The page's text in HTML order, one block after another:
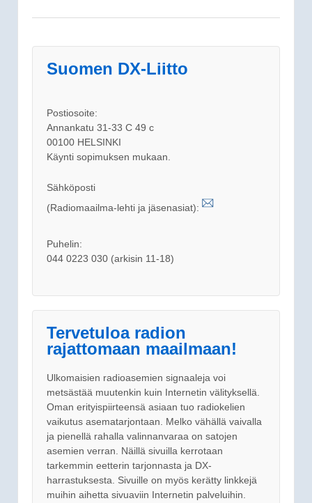
Suomen DX-Liitto
Postiosoite:
Annankatu 31-33 C 49 c
00100 HELSINKI
Käynti sopimuksen mukaan.
Sähköposti
(Radiomaailma-lehti ja jäsenasiat):
Puhelin:
044 0223 030 (arkisin 11-18)
Tervetuloa radion
rajattomaan maailmaan!
Ulkomaisien radioasemien signaaleja voi
metsästää muutenkin kuin Internetin välityksellä.
Oman erityispiirteensä asiaan tuo radiokelien
vaikutus asematarjontaan. Melko vähällä vaivalla
ja pienellä rahalla valinnanvaraa on satojen
asemien verran. Näillä sivuilla kerrotaan
tarkemmin eetterin tarjonnasta ja DX-
harrastuksesta. Sivuille on myös kerätty linkkejä
muihin aihetta sivuaviin Internetin palveluihin.